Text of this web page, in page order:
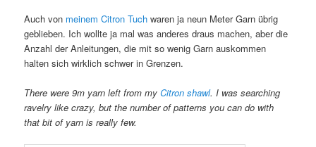
Auch von meinem Citron Tuch waren ja neun Meter Garn übrig
geblieben. Ich wollte ja mal was anderes draus machen, aber die
Anzahl der Anleitungen, die mit so wenig Garn auskommen
halten sich wirklich schwer in Grenzen.
There were 9m yarn left from myCitron shawl. I was searching
ravelry like crazy, but the number of patterns you can do with
that bit of yarn is really few.